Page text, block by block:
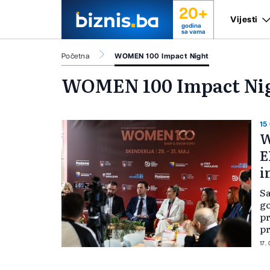
20+
godina
sa vama
Vijesti
Početna WOMEN 100 Impact Night
WOMEN 100 Impact
15
17.